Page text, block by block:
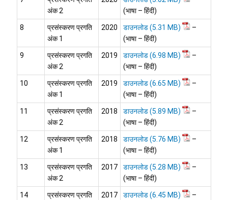
अंक 2
(भाषा – हिंदी)
8
प्रसंस्करण प्रगति
अंक 1
2020 डाउनलोड
–
(भाषा – हिंदी)
9
प्रसंस्करण प्रगति
अंक 2
2019 डाउनलोड
–
(भाषा – हिंदी)
10
प्रसंस्करण प्रगति
अंक 1
2019 डाउनलोड
–
(भाषा – हिंदी)
11
प्रसंस्करण प्रगति
अंक 2
2018 डाउनलोड
–
(भाषा – हिंदी)
12
प्रसंस्करण प्रगति
अंक 1
2018 डाउनलोड
–
(भाषा – हिंदी)
13
प्रसंस्करण प्रगति
अंक 2
2017 डाउनलोड
–
(भाषा – हिंदी)
14
प्रसंस्करण प्रगति
2017 डाउनलोड
–